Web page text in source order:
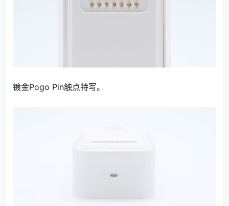
镀金Pogo Pin触点特写。